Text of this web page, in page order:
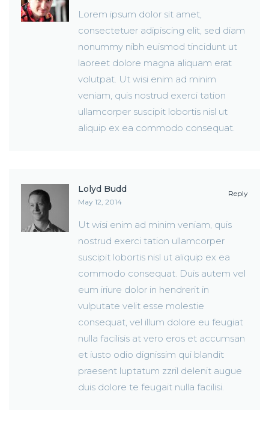
Lorem ipsum dolor sit amet,
consectetuer adipiscing elit, sed diam
nonummy nibh euismod tincidunt ut
laoreet dolore magna aliquam erat
volutpat. Ut wisi enim ad minim
veniam, quis nostrud exerci tation
ullamcorper suscipit lobortis nisl ut
aliquip ex ea commodo consequat.
Reply
Lolyd Budd
May 12, 2014
Ut wisi enim ad minim veniam, quis
nostrud exerci tation ullamcorper
suscipit lobortis nisl ut aliquip ex ea
commodo consequat. Duis autem vel
eum iriure dolor in hendrerit in
vulputate velit esse molestie
consequat, vel illum dolore eu feugiat
nulla facilisis at vero eros et accumsan
et iusto odio dignissim qui blandit
praesent luptatum zzril delenit augue
duis dolore te feugait nulla facilisi.